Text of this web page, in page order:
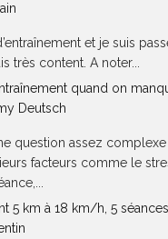
et je suis
très content. A noter...
quand on
Deutsch
question assez
facteurs comme le
5 km à 18 km/h, 5